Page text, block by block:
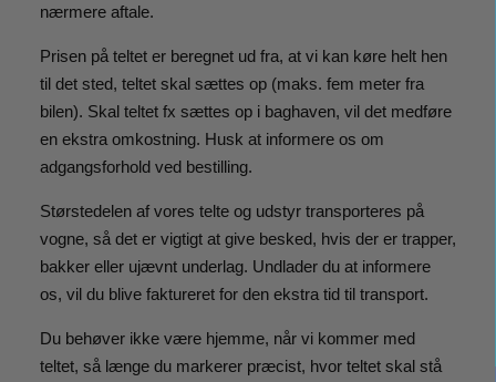
nærmere aftale.
Prisen på teltet er beregnet ud fra, at vi kan køre helt hen
til det sted, teltet skal sættes op (maks. fem meter fra
bilen). Skal teltet fx sættes op i baghaven, vil det medføre
en ekstra omkostning. Husk at informere os om
adgangsforhold ved bestilling.
Størstedelen af vores telte og udstyr transporteres på
vogne, så det er vigtigt at give besked, hvis der er trapper,
bakker eller ujævnt underlag. Undlader du at informere
os, vil du blive faktureret for den ekstra tid til transport.
Du behøver ikke være hjemme, når vi kommer med
teltet, så længe du markerer præcist, hvor teltet skal stå